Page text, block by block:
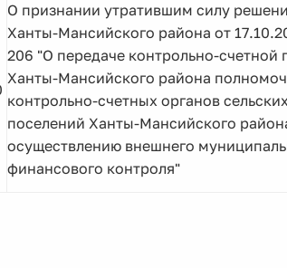
О признании утратившим силу
Ханты-Мансийского района от
206 "О передаче контрольно-счетной
Ханты-Мансийского района
контрольно-счетных органов
поселений Ханты-Мансийского
осуществлению внешнего
финансового контроля"